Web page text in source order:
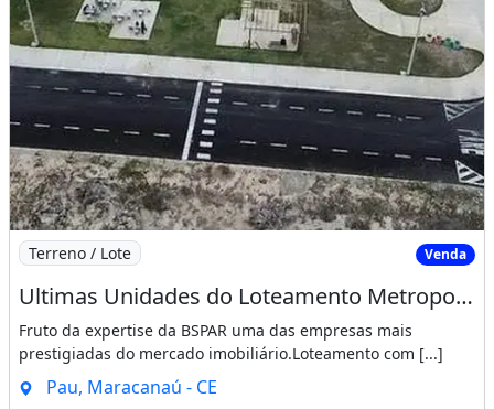
Imagem: Ultimas Unidades do Loteamento Metropole
Terreno / Lote Venda
Ultimas Unidades do Loteamento Metropole Maracanau Sucesso de Vendas!!!!. 1 Pedro 1-7
Fruto da expertise da BSPAR uma das empresas mais
prestigiadas do mercado imobiliário.Loteamento com [...]
Pau, Maracanaú - CE